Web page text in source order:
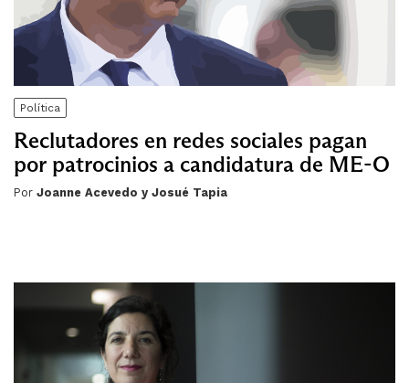
Política
Reclutadores en redes sociales pagan
por patrocinios a candidatura de ME-O
Por Joanne Acevedo y Josué Tapia